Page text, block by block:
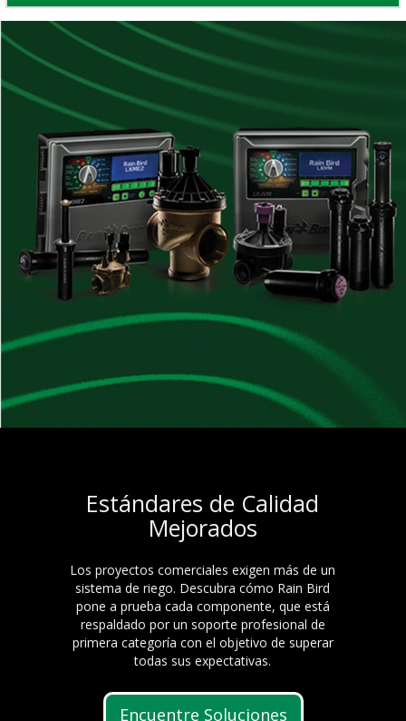
Estándares de Calidad
Mejorados
Los proyectos comerciales exigen más de un
sistema de riego. Descubra cómo Rain Bird
pone a prueba cada componente, que está
respaldado por un soporte profesional de
primera categoría con el objetivo de superar
todas sus expectativas.
Encuentre Soluciones